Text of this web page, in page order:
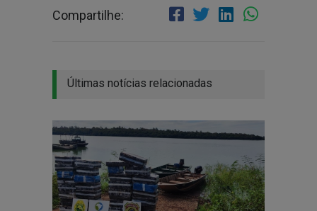
Compartilhe:
Últimas notícias relacionadas